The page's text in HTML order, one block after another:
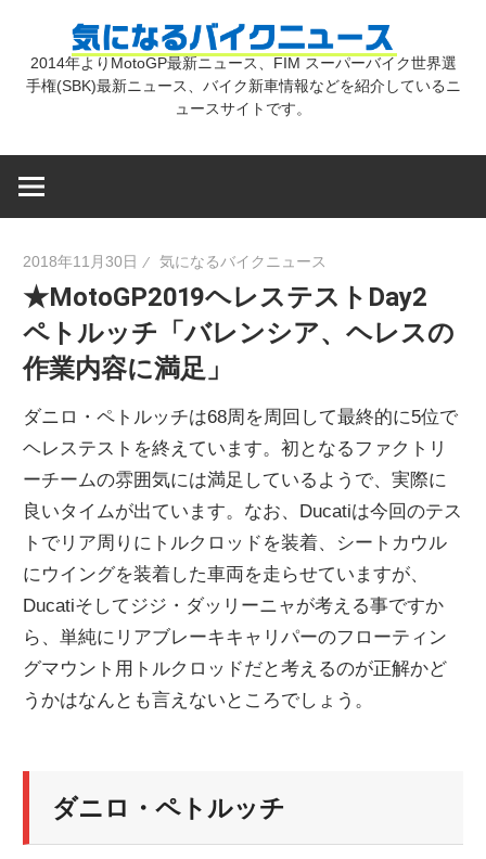
気
バ
ク
ニ
ュ
ー
2014年よりMotoGP最新ニュース、FIM スーパーバイク世界選
手権(SBK)最新ニュース、バイク新車情報などを紹介しているニ
ュースサイトです。
2018年11月30日 気になるバイクニュース
★MotoGP2019ヘレステストDay2
ペトルッチ「バレンシア、ヘレスの
作業内容に満足」
ダニロ・ペトルッチは68周を周回して最終的に5位で
ヘレステストを終えています。初となるファクトリ
ーチームの雰囲気には満足しているようで、実際に
良いタイムが出ています。なお、Ducatiは今回のテス
トでリア周りにトルクロッドを装着、シートカウル
にウイングを装着した車両を走らせていますが、
Ducatiそしてジジ・ダッリーニャが考える事ですか
ら、単純にリアブレーキキャリパーのフローティン
グマウント用トルクロッドだと考えるのが正解かど
うかはなんとも言えないところでしょう。
ダニロ・ペトルッチ